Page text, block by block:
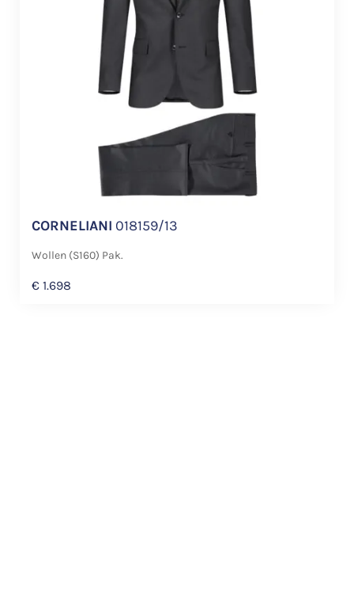
CORNELIANI 018159/13
Wollen (S160) Pak.
€ 1.698